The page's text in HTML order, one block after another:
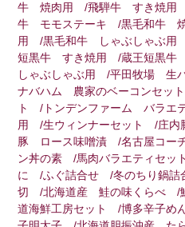
牛 焼肉用 /飛騨牛 すき焼用
牛 モモステーキ /黒毛和牛
用 /黒毛和牛 しゃぶしゃぶ
短黒牛 すき焼用 /蔵王短黒
しゃぶしゃぶ用 /平田牧場 生
ナバハム 農家のベーコンセッ
ト /トンデンファーム バラエ
用 /生ウィンナーセット /庄
豚 ロース味噌漬 /名古屋コー
ン丼の素 /馬肉バラエティセ
に /ふぐ詰合せ /冬のちり鍋
切 /北海道産 鮭の味くらべ /
道海鮮工房セット /博多辛子